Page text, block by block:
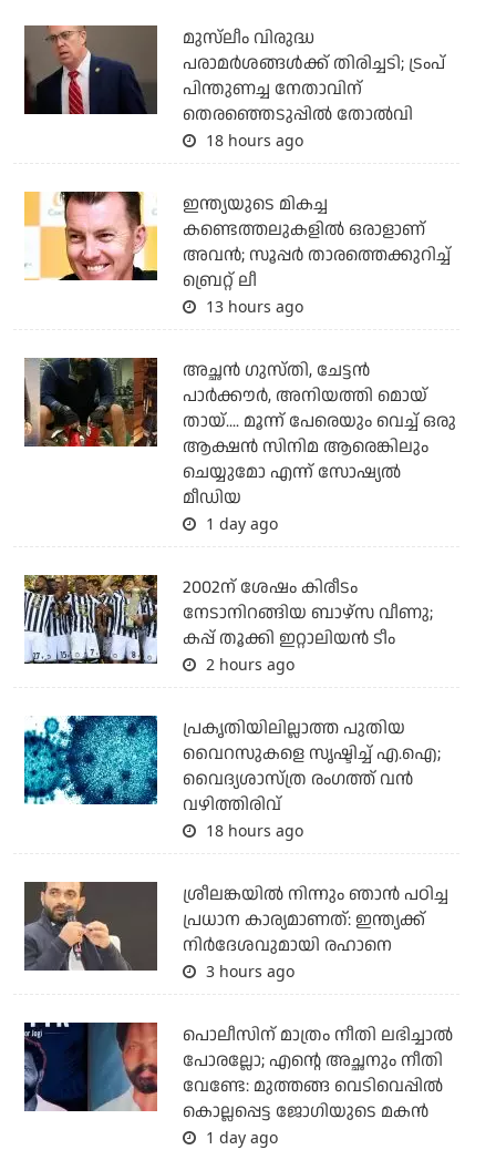
മുസ്‌ലീം വിരുദ്ധ
പരാമര്‍ശങ്ങള്‍ക്ക് തിരിച്ചടി; ട്രംപ്
പിന്തുണച്ച നേതാവിന്
തെരഞ്ഞെടുപ്പില്‍ തോല്‍വി
18 hours ago
ഇന്ത്യയുടെ മികച്ച
കണ്ടെത്തലുകളില്‍ ഒരാളാണ്
അവന്‍; സൂപ്പര്‍ താരത്തെക്കുറിച്ച്
ബ്രെറ്റ് ലീ
13 hours ago
അച്ഛന്‍ ഗുസ്തി, ചേട്ടന്‍
പാര്‍ക്കൗര്‍, അനിയത്തി മൊയ്
തായ്.... മൂന്ന് പേരെയും വെച്ച് ഒരു
ആക്ഷന്‍ സിനിമ ആരെങ്കിലും
ചെയ്യുമോ എന്ന് സോഷ്യല്‍
മീഡിയ
1 day ago
2002ന് ശേഷം കിരീടം
നേടാനിറങ്ങിയ ബാഴ്സ വീണു;
കപ്പ് തൂക്കി ഇറ്റാലിയൻ ടീം
2 hours ago
പ്രകൃതിയിലില്ലാത്ത പുതിയ
വൈറസുകളെ സൃഷ്ടിച്ച് എ.ഐ;
വൈദ്യശാസ്ത്ര രംഗത്ത് വന്‍
വഴിത്തിരിവ്
18 hours ago
ശ്രീലങ്കയില്‍ നിന്നും ഞാന്‍ പഠിച്ച
പ്രധാന കാര്യമാണത്: ഇന്ത്യക്ക്
നിര്‍ദേശവുമായി രഹാനെ
3 hours ago
പൊലീസിന് മാത്രം നീതി ലഭിച്ചാല്‍
പോരല്ലോ; എന്റെ അച്ഛനും നീതി
വേണ്ടേ: മുത്തങ്ങ വെടിവെപ്പില്‍
കൊല്ലപ്പെട്ട ജോഗിയുടെ മകന്‍
1 day ago